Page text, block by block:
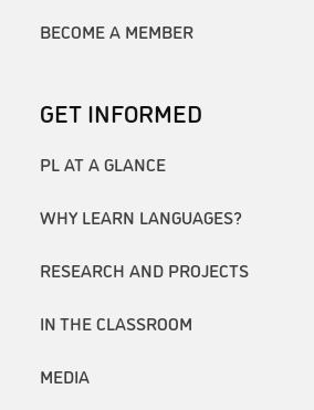
BECOME A MEMBER
GET INFORMED
PL AT A GLANCE
WHY LEARN LANGUAGES?
RESEARCH AND PROJECTS
IN THE CLASSROOM
MEDIA